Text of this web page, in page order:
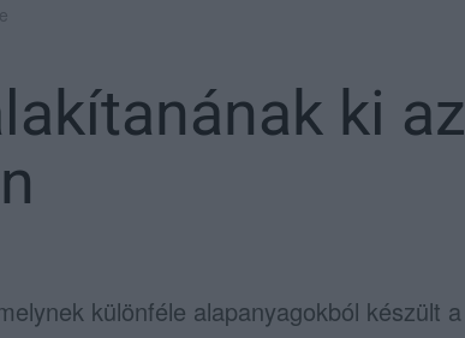
ki az
különféle alapanyagokból készült a